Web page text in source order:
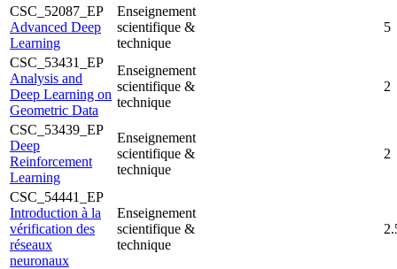
CSC_52087_EP
Advanced Deep
Learning
Enseignement
scientifique &
technique
5
CSC_53431_EP
Analysis and
Deep Learning on
Geometric Data
Enseignement
scientifique &
technique
2
CSC_53439_EP
Deep
Reinforcement
Learning
Enseignement
scientifique &
technique
2
CSC_54441_EP
Introduction à la
vérification des
réseaux
neuronaux
Enseignement
scientifique &
technique